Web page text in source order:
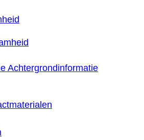
Achtergrondinformatie